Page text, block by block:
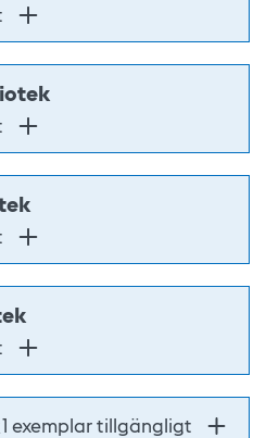
1 exemplar tillgängligt